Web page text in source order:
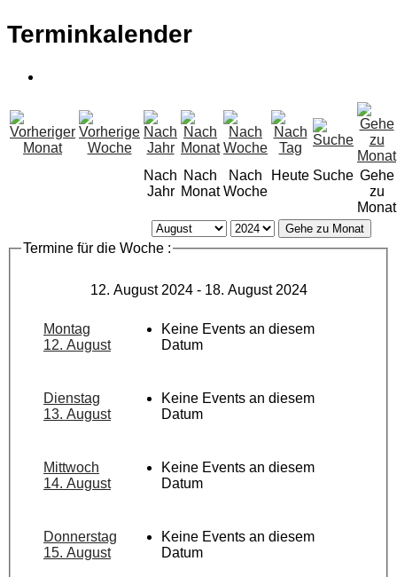
Terminkalender
Nach
Jahr
Nach
Monat
Nach
Woche
Heute Suche Gehe
zu
Monat
Gehe zu Monat
Termine für die Woche :
12. August 2024 - 18. August 2024
Montag
12. August
Keine Events an diesem
Datum
Dienstag
13. August
Keine Events an diesem
Datum
Mittwoch
14. August
Keine Events an diesem
Datum
Donnerstag
15. August
Keine Events an diesem
Datum